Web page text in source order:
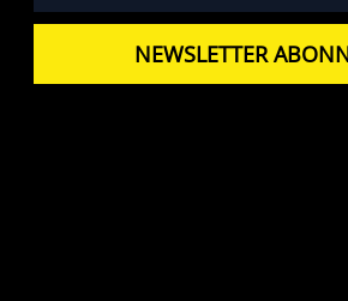
NEWSLETTER